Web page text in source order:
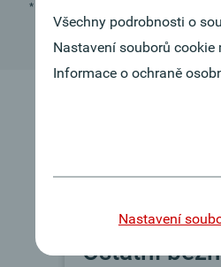
* Předpokladem je přístup k
Ostatní
Všechny podrobnosti o
Nastavení souborů
Informace o ochraně
Nastavení